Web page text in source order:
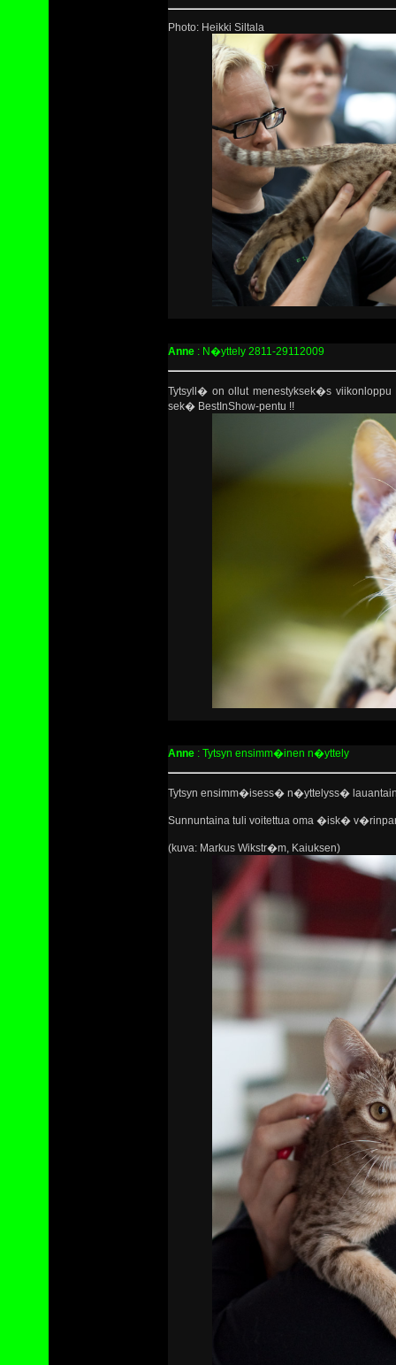
Photo: Heikki Siltala
Anne : N�yttely 2811-29112009
Tytsyll� on ollut menestyksek�s
sek� BestInShow-pentu !!
Anne : Tytsyn ensimm�inen n�yttely
Tytsyn ensimm�isess� n�yttelyss�
Sunnuntaina tuli voitettua oma �isk�
(kuva: Markus Wikstr�m, Kaiuksen)